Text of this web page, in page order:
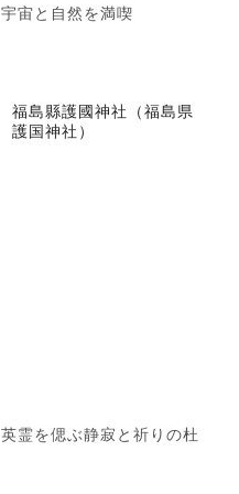
宇宙と自然を満喫
福島縣護國神社（福島県
護国神社）
英霊を偲ぶ静寂と祈りの杜